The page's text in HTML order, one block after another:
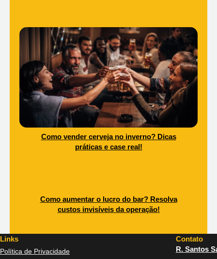
Como vender cerveja no inverno? Dicas
práticas e case real!
Como aumentar o lucro do bar? Resolva
custos invisíveis da operação!
Links
Política de Privacidade
Contato
R. Santos